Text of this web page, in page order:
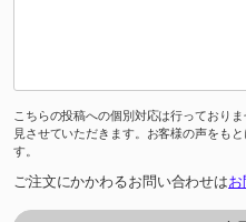
こちらの投稿への個別対応は行っており
見させていただきます。お客様の声をも
す。
ご注文にかかわるお問い合わせは